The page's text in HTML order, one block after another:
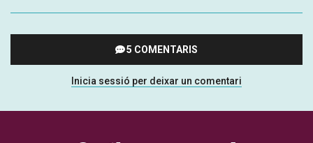
5 COMENTARIS
Inicia sessió per deixar un comentari